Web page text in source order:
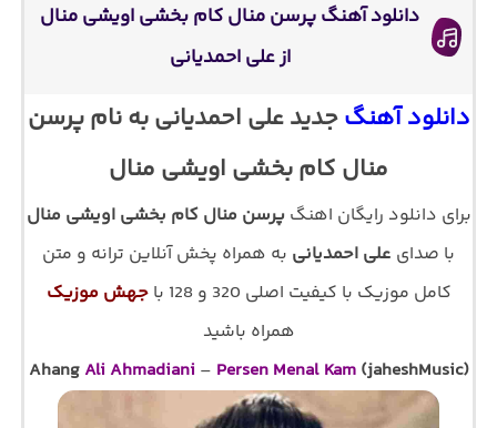
دانلود آهنگ پرسن منال کام بخشی اویشی منال
از علی احمدیانی
دانلود آهنگجدید علی احمدیانی به نام پرسن
منال کام بخشی اویشی منال
برای دانلود رایگان اهنگپرسن منال کام بخشی اویشی منال
با صدای علی احمدیانی به همراه پخش آنلاین ترانه و متن
کامل موزیک با کیفیت اصلی 320 و 128 با
جهش موزیک
همراه باشید
Ahang Ali Ahmadiani – Persen Menal Kam(jaheshMusic)